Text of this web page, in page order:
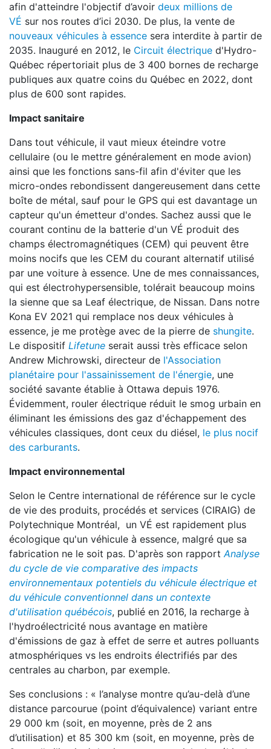
afin d'atteindre l'objectif d’avoir deux millions de
VÉ sur nos routes d’ici 2030. De plus, la vente de
nouveaux véhicules à essence sera interdite à partir de
2035. Inauguré en 2012, le Circuit électrique d'Hydro-
Québec répertoriait plus de 3 400 bornes de recharge
publiques aux quatre coins du Québec en 2022, dont
plus de 600 sont rapides.
Impact sanitaire
Dans tout véhicule, il vaut mieux éteindre votre
cellulaire (ou le mettre généralement en mode avion)
ainsi que les fonctions sans-fil afin d'éviter que les
micro-ondes rebondissent dangereusement dans cette
boîte de métal, sauf pour le GPS qui est davantage un
capteur qu'un émetteur d'ondes. Sachez aussi que le
courant continu de la batterie d'un VÉ produit des
champs électromagnétiques (CEM) qui peuvent être
moins nocifs que les CEM du courant alternatif utilisé
par une voiture à essence. Une de mes connaissances,
qui est électrohypersensible, tolérait beaucoup moins
la sienne que sa Leaf électrique, de Nissan. Dans notre
Kona EV 2021 qui remplace nos deux véhicules à
essence, je me protège avec de la pierre de shungite.
Le dispositif Lifetune serait aussi très efficace selon
Andrew Michrowski, directeur de l'Association
planétaire pour l'assainissement de l'énergie, une
société savante établie à Ottawa depuis 1976.
Évidemment, rouler électrique réduit le smog urbain en
éliminant les émissions des gaz d'échappement des
véhicules classiques, dont ceux du diésel, le plus nocif
des carburants.
Impact environnemental
Selon le Centre international de référence sur le cycle
de vie des produits, procédés et services (CIRAIG) de
Polytechnique Montréal, un VÉ est rapidement plus
écologique qu'un véhicule à essence, malgré que sa
fabrication ne le soit pas. D'après son rapportAnalyse
du cycle de vie comparative des impacts
environnementaux potentiels du véhicule électrique et
du véhicule conventionnel dans un contexte
d'utilisation québécois, publié en 2016, la recharge à
l'hydroélectricité nous avantage en matière
d'émissions de gaz à effet de serre et autres polluants
atmosphériques vs les endroits électrifiés par des
centrales au charbon, par exemple.
Ses conclusions : « l’analyse montre qu’au-delà d’une
distance parcourue (point d’équivalence) variant entre
29 000 km (soit, en moyenne, près de 2 ans
d’utilisation) et 85 300 km (soit, en moyenne, près de